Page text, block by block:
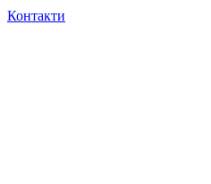
Контакти